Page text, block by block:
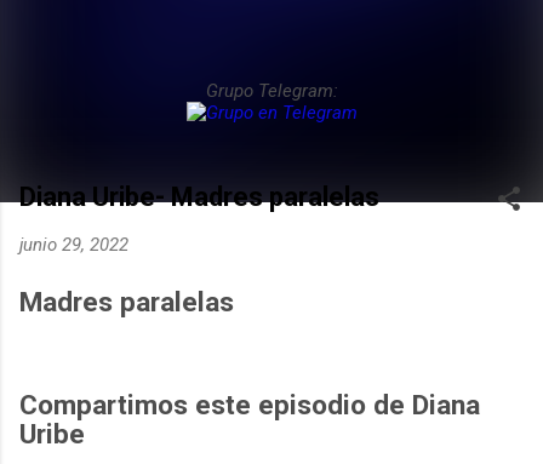
Grupo Telegram:
Diana Uribe- Madres paralelas
junio 29, 2022
Madres paralelas
Compartimos este episodio de Diana
Uribe